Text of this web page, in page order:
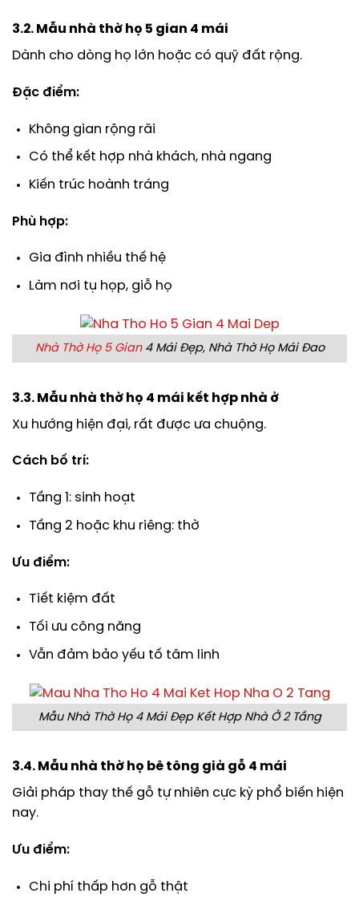
3.2. Mẫu nhà thờ họ 5 gian 4 mái
Dành cho dòng họ lớn hoặc có quỹ đất rộng.
Đặc điểm:
Không gian rộng rãi
Có thể kết hợp nhà khách, nhà ngang
Kiến trúc hoành tráng
Phù hợp:
Gia đình nhiều thế hệ
Làm nơi tụ họp, giỗ họ
Nhà Thờ Họ 5 Gian4 Mái Đẹp, Nhà Thờ Họ Mái Đao
3.3. Mẫu nhà thờ họ 4 mái kết hợp nhà ở
Xu hướng hiện đại, rất được ưa chuộng.
Cách bố trí:
Tầng 1: sinh hoạt
Tầng 2 hoặc khu riêng: thờ
Ưu điểm:
Tiết kiệm đất
Tối ưu công năng
Vẫn đảm bảo yếu tố tâm linh
Mẫu Nhà Thờ Họ 4 Mái Đẹp Kết Hợp Nhà Ở 2 Tầng
3.4. Mẫu nhà thờ họ bê tông giả gỗ 4 mái
Giải pháp thay thế gỗ tự nhiên cực kỳ phổ biến hiện
nay.
Ưu điểm:
Chi phí thấp hơn gỗ thật